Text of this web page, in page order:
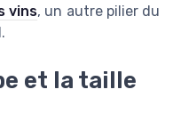
vins, un autre pilier du
et la taille